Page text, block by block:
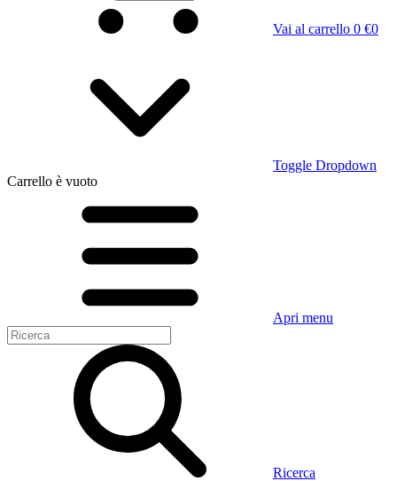
Vai al carrello 0 €0
Toggle Dropdown
Carrello è vuoto
Apri menu
Ricerca